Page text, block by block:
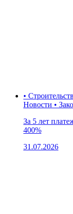
•
Новости •
За 5 лет
400%
31.07.2026